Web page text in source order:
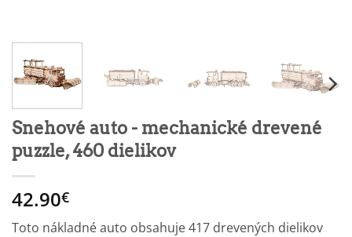
Snehové auto - mechanické drevené
puzzle, 460 dielikov
42.90€
Toto nákladné auto obsahuje 417 drevených dielikov